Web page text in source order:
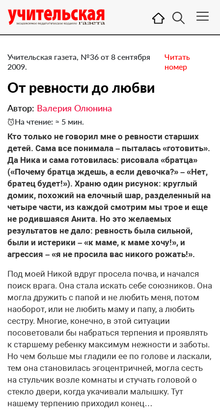
Учительская газета, №36 от 8 сентября
2009.
Читать
номер
От ревности до любви
Автор: Валерия Олюнина
На чтение: ≈ 5 мин.
Кто только не говорил мне о ревности старших
детей. Сама все понимала – пыталась «готовить».
Да Ника и сама готовилась: рисовала «братца»
(«Почему братца ждешь, а если девочка?» – «Нет,
братец будет!»). Храню один рисунок: круглый
домик, похожий на елочный шар, разделенный на
четыре части, из каждой смотрим мы трое и еще
не родившаяся Анита. Но это желаемых
результатов не дало: ревность была сильной,
были и истерики – «к маме, к маме хочу!», и
агрессия – «я не просила вас никого рожать!».
Под моей Никой вдруг просела почва, и начался
поиск врага. Она стала искать себе союзников. Она
могла дружить с папой и не любить меня, потом
наоборот, или не любить маму и папу, а любить
сестру. Многие, конечно, в этой ситуации
посоветовали бы набраться терпения и проявлять
к старшему ребенку максимум нежности и заботы.
Но чем больше мы гладили ее по голове и ласкали,
тем она становилась эгоцентричней, могла сесть
на стульчик возле комнаты и стучать головой о
стекло двери, когда укачивали малышку. Тут
нашему терпению приходил конец…